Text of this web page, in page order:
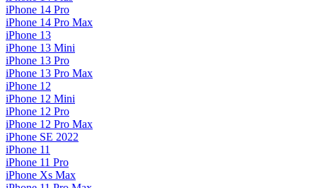
iPhone 14 Pro
iPhone 14 Pro Max
iPhone 13
iPhone 13 Mini
iPhone 13 Pro
iPhone 13 Pro Max
iPhone 12
iPhone 12 Mini
iPhone 12 Pro
iPhone 12 Pro Max
iPhone SE 2022
iPhone 11
iPhone 11 Pro
iPhone Xs Max